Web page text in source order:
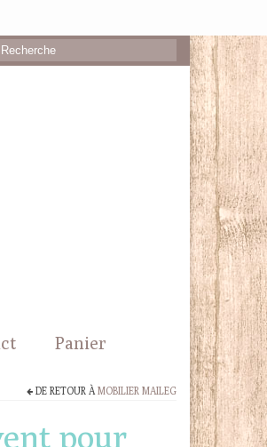
Panier
DE RETOUR À MOBILIER MAILEG
pour